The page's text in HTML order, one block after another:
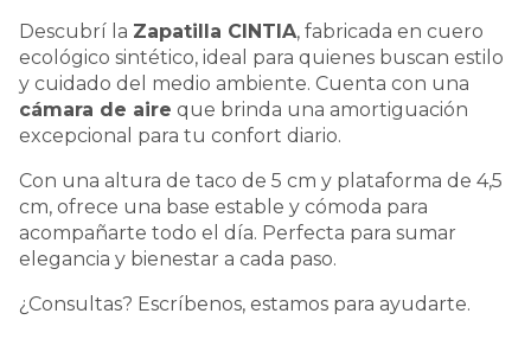
Descubrí la Zapatilla CINTIA, fabricada en cuero
ecológico sintético, ideal para quienes buscan estilo
y cuidado del medio ambiente. Cuenta con una
cámara de aire que brinda una amortiguación
excepcional para tu confort diario.
Con una altura de taco de 5 cm y plataforma de 4,5
cm, ofrece una base estable y cómoda para
acompañarte todo el día. Perfecta para sumar
elegancia y bienestar a cada paso.
¿Consultas? Escríbenos, estamos para ayudarte.